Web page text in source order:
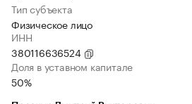
Тип субъекта
Физическое лицо
ИНН
380116636524
Доля в уставном капитале
50%